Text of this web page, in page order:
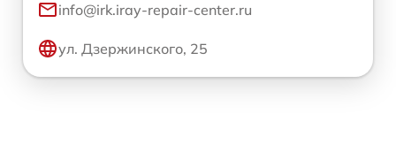
info@irk.iray-repair-center.ru
ул. Дзержинского, 25